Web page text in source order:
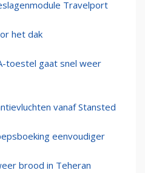
Travelport
het dak
toestel gaat snel weer
vanaf Stansted
eenvoudiger
brood in Teheran